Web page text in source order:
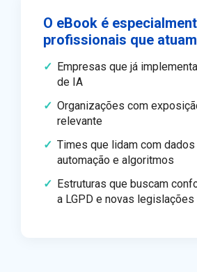
O eBook é
profissionais que
Empresas que já
de IA
Organizações com
relevante
Times que lidam com
automação e algoritmos
Estruturas que buscam
a LGPD e novas legislações